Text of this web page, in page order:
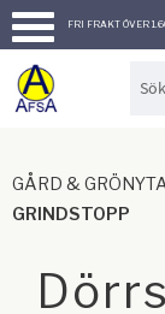
Meny
FRI FRAKT ÖVER
GÅRD &
GRINDSTOPP